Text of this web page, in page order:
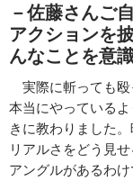
－佐藤さんご
アクションを
んなことを意
実際に斬っても殴
本当にやっている
きに教わりました
リアルさをどう見
アングルがあるわ